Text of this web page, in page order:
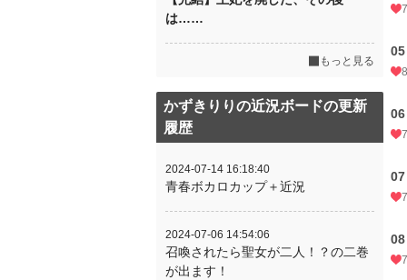
05
06
07
08
は……
もっと見る
かずきりりの近況ボードの更新
履歴
2024-07-14 16:18:40
青春ボカロカップ＋近況
2024-07-06 14:54:06
召喚されたら聖女が二人！？の二巻
が出ます！